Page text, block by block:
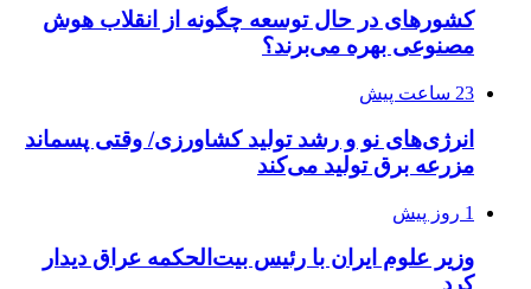
کشورهای در حال توسعه چگونه از انقلاب هوش
مصنوعی بهره می‌برند؟
23 ساعت پیش
انرژی‌های نو و رشد تولید کشاورزی/ وقتی پسماند
مزرعه‌ برق تولید می‌کند
1 روز پیش
وزیر علوم ایران با رئیس بیت‌الحکمه عراق دیدار
کرد